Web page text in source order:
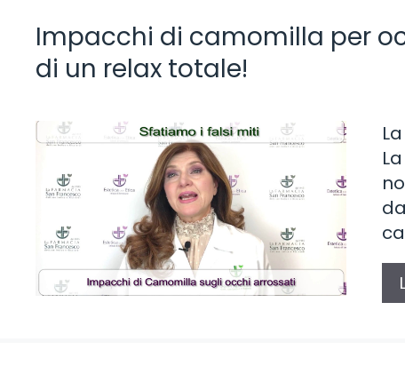
Impacchi di camomilla per
di un relax totale!